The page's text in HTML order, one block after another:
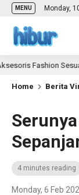
MENU Monday,
Sesuai Outfit 2026
Home Berita
4 minutes reading
Monday, 6 Feb